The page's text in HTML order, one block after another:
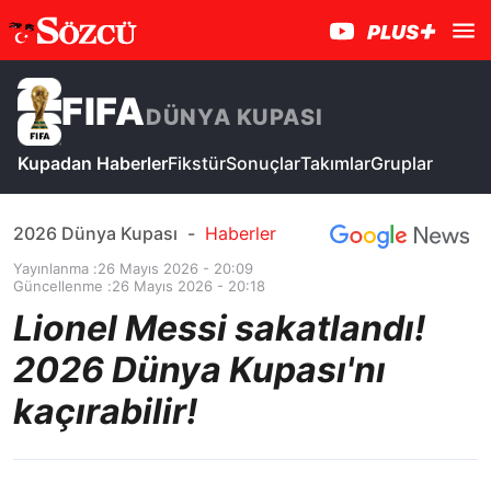
FIFADÜNYA KUPASI
Kupadan HaberlerFikstürSonuçlarTakımlarGruplar
2026 Dünya Kupası - Haberler
Yayınlanma :26 Mayıs 2026 - 20:09
Güncellenme :26 Mayıs 2026 - 20:18
Lionel Messi sakatlandı!
2026 Dünya Kupası'nı
kaçırabilir!